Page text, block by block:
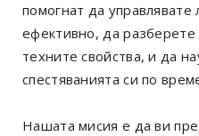
помогнат да
ефективно, да
техните свойства, и да
спестяванията си по
Нашата мисия е да ви